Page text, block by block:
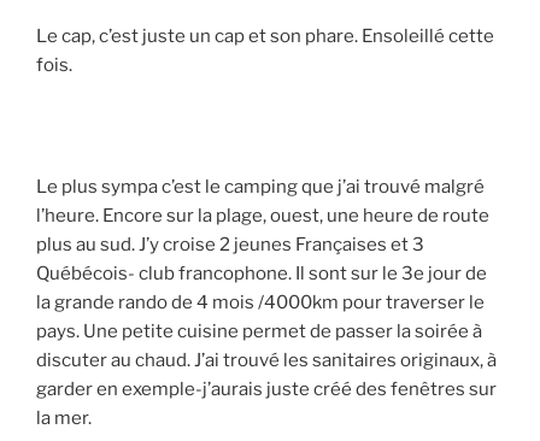
Le cap, c’est juste un cap et son phare. Ensoleillé cette
fois.
Le plus sympa c’est le camping que j’ai trouvé malgré
l’heure. Encore sur la plage, ouest, une heure de route
plus au sud. J’y croise 2 jeunes Françaises et 3
Québécois- club francophone. Il sont sur le 3e jour de
la grande rando de 4 mois /4000km pour traverser le
pays. Une petite cuisine permet de passer la soirée à
discuter au chaud. J’ai trouvé les sanitaires originaux, à
garder en exemple-j’aurais juste créé des fenêtres sur
la mer.